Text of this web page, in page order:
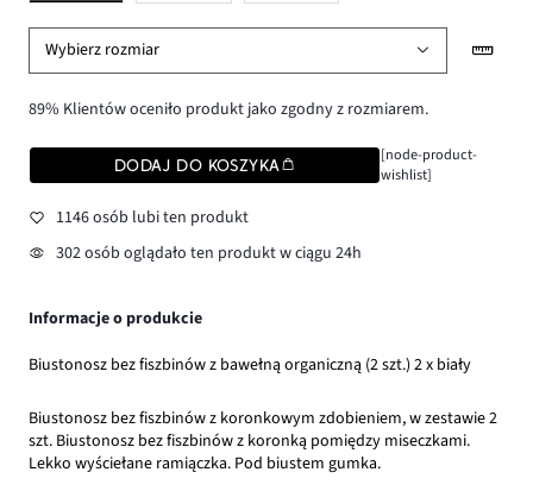
Wybierz rozmiar
89% Klientów oceniło produkt jako zgodny z rozmiarem.
DODAJ DO KOSZYKA
[node-product-
wishlist]
1146 osób lubi ten produkt
302 osób oglądało ten produkt w ciągu 24h
Informacje o produkcie
Biustonosz bez fiszbinów z bawełną organiczną (2 szt.) 2 x biały
Biustonosz bez fiszbinów z koronkowym zdobieniem, w zestawie 2
szt. Biustonosz bez fiszbinów z koronką pomiędzy miseczkami.
Lekko wyściełane ramiączka. Pod biustem gumka.